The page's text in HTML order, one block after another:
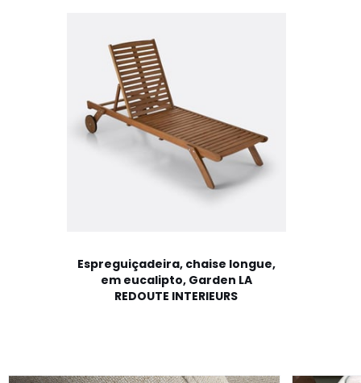
Espreguiçadeira, chaise longue,
em eucalipto, Garden LA
REDOUTE INTERIEURS